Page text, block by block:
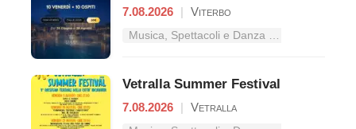
7.08.2026 | Viterbo
Vetralla Summer Festival
7.08.2026 | Vetralla